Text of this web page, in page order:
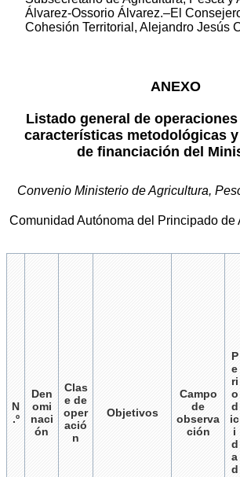
Álvarez-Ossorio Álvarez.–El
Cohesión Territorial, Alejandro Jesús
ANEXO
Listado general de
características metodológicas
de financiación del
Convenio Ministerio de Agricultura,
Comunidad Autónoma del Principado de
N
.º
Den
omi
naci
ón
Clas
e de
oper
ació
n
Objetivos
Campo
de
observa
ción
P
e
ri
o
d
ic
i
d
a
d